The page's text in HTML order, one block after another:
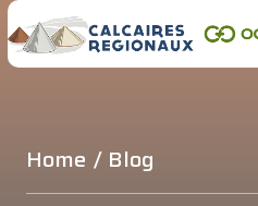
Home / Blog